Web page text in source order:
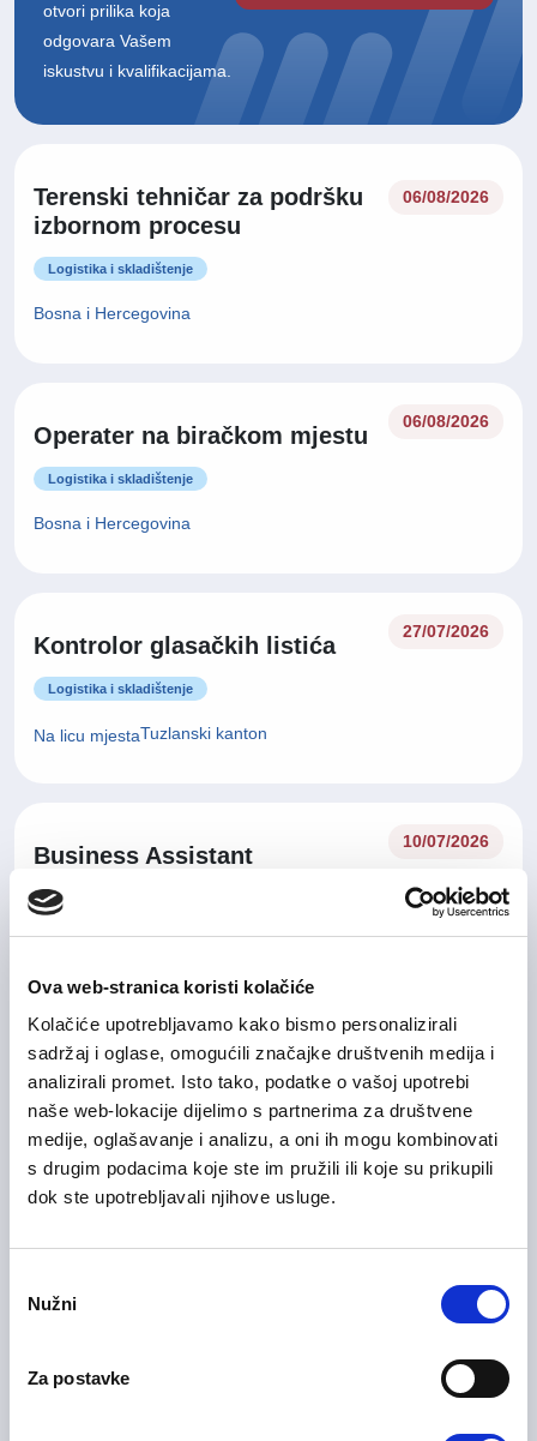
Ova web-stranica koristi kolačiće
Kolačiće upotrebljavamo kako bismo personalizirali
sadržaj i oglase, omogućili značajke društvenih medija i
analizirali promet. Isto tako, podatke o vašoj upotrebi
naše web-lokacije dijelimo s partnerima za društvene
medije, oglašavanje i analizu, a oni ih mogu kombinovati
s drugim podacima koje ste im pružili ili koje su prikupili
dok ste upotrebljavali njihove usluge.
Selection
Nužni
Za postavke
otvori prilika koja
odgovara Vašem
iskustvu i kvalifikacijama.
Terenski tehničar za podršku
izbornom procesu
06/08/2026
Logistika i skladištenje
Bosna i Hercegovina
Operater na biračkom mjestu
06/08/2026
Logistika i skladištenje
Bosna i Hercegovina
Kontrolor glasačkih listića
27/07/2026
Logistika i skladištenje
Na licu mjestaTuzlanski kanton
Business Assistant
10/07/2026
Administracija / uredski poslovi
Sarajevo
Office Administrator
09/07/2026
Administracija / uredski poslovi
Na licu mjesta Sarajevo